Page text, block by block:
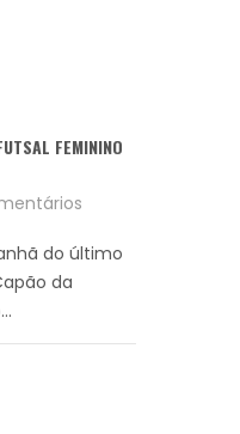
FEMININO
do último
da